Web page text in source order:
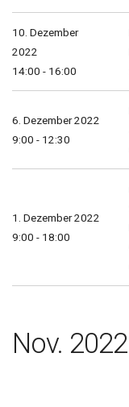
10. Dezember
2022
14:00 - 16:00
6. Dezember 2022
9:00 - 12:30
1. Dezember 2022
9:00 - 18:00
Nov. 2022